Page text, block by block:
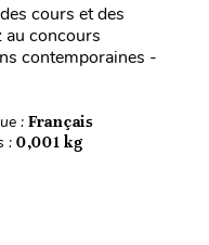
cours et des
au concours
contemporaines -
: Français
: 0,001 kg